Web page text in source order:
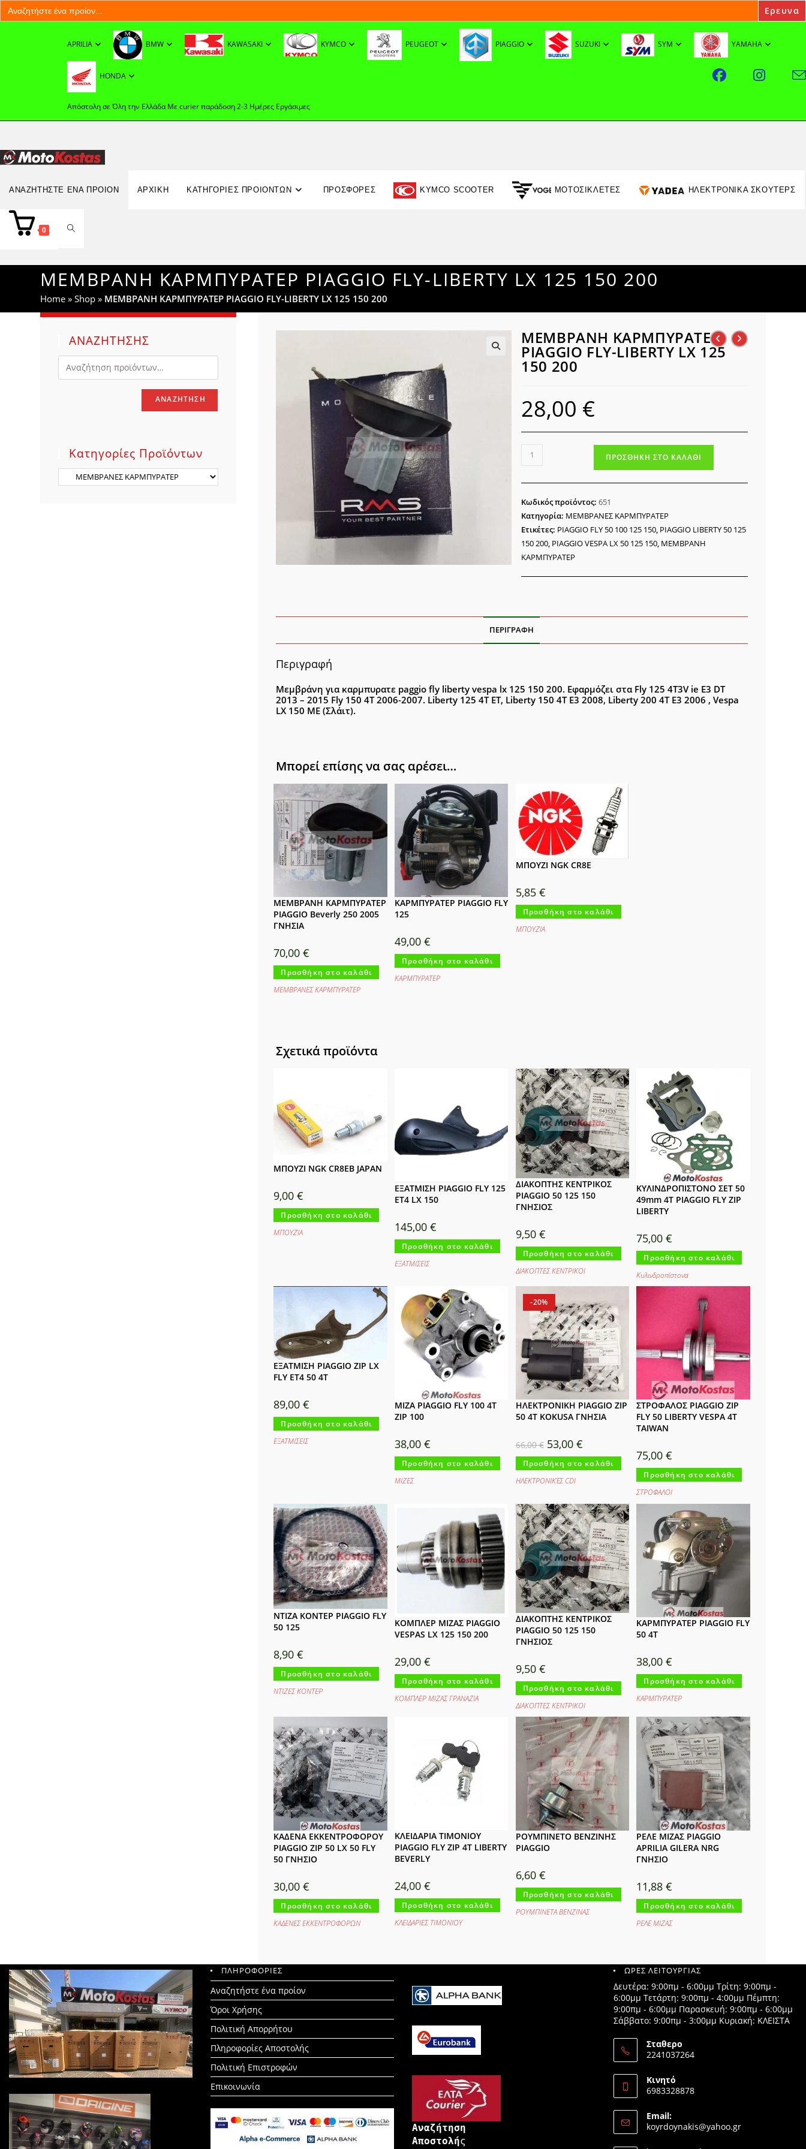
Search
for:
APRILIA BMW KAWASAKI KYMCO PEUGEOT PIAGGIO SUZUKI SYM YAMAHA
HONDA
Απόστολη σε Όλη την Ελλάδα Με curier παράδοση 2-3 Ημέρες Εργάσιμες
ΑΝΑΖΗΤΉΣΤΕ ΈΝΑ ΠΡΟΊΟΝ
Search
for: ΑΡΧΙΚΉ ΚΑΤΗΓΟΡΙΕΣ ΠΡΟΙΟΝΤΩΝ ΠΡΟΣΦΟΡΈΣ KYMCO SCOOTER ΜΟΤΟΣΙΚΛΕΤΕΣ ΗΛΕΚΤΡΟΝΙΚΑ ΣΚΟΥΤΕΡΣ
0 TOGGLE
WEBSITE
SEARCH
ΜΕΜΒΡΑΝΗ ΚΑΡΜΠΥΡΑΤΕΡ PIAGGIO FLY-LIBERTY LX 125 150 200
Home »Shop » ΜΕΜΒΡΑΝΗ ΚΑΡΜΠΥΡΑΤΕΡ PIAGGIO FLY-LIBERTY LX 125 150 200
ΜΕΜΒΡΑΝΗ ΚΑΡΜΠΥΡΑΤΕΡ
PIAGGIO FLY-LIBERTY LX 125
150 200
28,00 €
ΜΕΜΒΡΑΝΗ
PIAGGIO
LIBERTY
LX
125
150
ΠΡΟΣΘΉΚΗ ΣΤΟ ΚΑΛΆΘΙ
Κωδικός προϊόντος:651
Κατηγορία: ΜΕΜΒΡΑΝΕΣ ΚΑΡΜΠΥΡΑΤΕΡ
Ετικέτες: PIAGGIO FLY 50 100 125 150, PIAGGIO LIBERTY 50 125
150 200, PIAGGIO VESPA LX 50 125 150, ΜΕΜΒΡΑΝΗ
ΚΑΡΜΠΥΡΑΤΕΡ
ΠΕΡΙΓΡΑΦΉ
Περιγραφή
Μεμβράνη για καρμπυρατε paggio fly liberty vespa lx 125 150 200. Εφαρμόζει στα Fly 125 4T3V ie E3 DT
2013 – 2015 Fly 150 4T 2006-2007. Liberty 125 4T ET, Liberty 150 4T E3 2008, Liberty 200 4T E3 2006 , Vespa
LX 150 ΜΕ (Σλάιτ).
Μπορεί επίσης να σας αρέσει…
ΜΕΜΒΡΑΝΗ ΚΑΡΜΠΥΡΑΤΕΡ
PIAGGIO Beverly 250 2005
ΓΝΗΣΙΑ
70,00€
Προσθήκη στο καλάθι
ΜΕΜΒΡΑΝΕΣ ΚΑΡΜΠΥΡΑΤΕΡ
ΚΑΡΜΠΥΡΑΤΕΡ PIAGGIO FLY
125
49,00€
Προσθήκη στο καλάθι
ΚΑΡΜΠΥΡΑΤΕΡ
ΜΠΟΥΖΙ NGK CR8E
5,85 €
Προσθήκη στο καλάθι
ΜΠΟΥΖΙA
Σχετικά προϊόντα
ΜΠΟΥΖΙ NGK CR8EB JAPAN
9,00€
Προσθήκη στο καλάθι
ΜΠΟΥΖΙA
ΕΞΑΤΜΙΣΗ PIAGGIO FLY 125
ET4 LX 150
145,00€
Προσθήκη στο καλάθι
ΕΞΑΤΜΙΣΕΙΣ
ΔΙΑΚΟΠΤΗΣ ΚΕΝΤΡΙΚΟΣ
PIAGGIO 50 125 150
ΓΝΗΣΙΟΣ
9,50 €
Προσθήκη στο καλάθι
ΔΙΑΚΟΠΤΕΣ ΚΕΝΤΡΙΚΟΙ
ΚΥΛΙΝΔΡΟΠΙΣΤΟΝΟ ΣΕΤ 50
49mm 4T PIAGGIO FLY ZIP
LIBERTY
75,00€
Προσθήκη στο καλάθι
Κυλινδροπίστονα
ΕΞΑΤΜΙΣΗ PIAGGIO ZIP LX
FLY ET4 50 4T
89,00€
Προσθήκη στο καλάθι
ΕΞΑΤΜΙΣΕΙΣ
ΜΙΖΑ PIAGGIO FLY 100 4T
ZIP 100
38,00€
Προσθήκη στο καλάθι
ΜΙΖΕΣ
-20%
ΗΛΕΚΤΡΟΝΙΚΗ PIAGGIO ZIP
50 4T KOKUSA ΓΝΗΣΙΑ
66,00€ Original
price
was:
66,00 €.
53,00 €Η
τρέχουσα
τιμή
είναι:
Προσθήκη στο καλάθι
ΗΛΕΚΤΡΟΝΙΚΈΣ CDI
ΣΤΡΟΦΑΛΟΣ PIAGGIO ZIP
FLY 50 LIBERTY VESPA 4T
TAIWAN
75,00€
Προσθήκη στο καλάθι
ΣΤΡΟΦΑΛΟΙ
ΝΤΙΖΑ ΚΟΝΤΕΡ PIAGGIO FLY
50 125
8,90€
Προσθήκη στο καλάθι
ΝΤΙΖΕΣ ΚΟΝΤΕΡ
ΚΟΜΠΛΕΡ ΜΙΖΑΣ PIAGGIO
VESPAS LX 125 150 200
29,00€
Προσθήκη στο καλάθι
ΚΟΜΠΛΕΡ ΜΙΖΑΣ ΓΡΑΝΑΖΙΑ
ΔΙΑΚΟΠΤΗΣ ΚΕΝΤΡΙΚΟΣ
PIAGGIO 50 125 150
ΓΝΗΣΙΟΣ
9,50 €
Προσθήκη στο καλάθι
ΔΙΑΚΟΠΤΕΣ ΚΕΝΤΡΙΚΟΙ
ΚΑΡΜΠΥΡΑΤΕΡ PIAGGIO FLY
50 4T
38,00€
Προσθήκη στο καλάθι
ΚΑΡΜΠΥΡΑΤΕΡ
ΚΑΔΕΝΑ ΕΚΚΕΝΤΡΟΦΟΡΟΥ
PIAGGIO ZIP 50 LX 50 FLY
50 ΓΝΗΣΙΟ
30,00€
Προσθήκη στο καλάθι
ΚΑΔΕΝΕΣ ΕΚΚΕΝΤΡΟΦΟΡΩΝ
ΚΛΕΙΔΑΡΙΑ ΤΙΜΟΝΙΟΥ
PIAGGIO FLY ZIP 4T LIBERTY
BEVERLY
24,00€
Προσθήκη στο καλάθι
ΚΛΕΙΔΑΡΙΕΣ ΤΙΜΟΝΙΟΥ
ΡΟΥΜΠΙΝΕΤΟ ΒΕΝΖΙΝΗΣ
PIAGGIO
6,60 €
Προσθήκη στο καλάθι
ΡΟΥΜΠΙΝΕΤΑ ΒΕΝΖΙΝΑΣ
ΡΕΛΕ ΜΙΖΑΣ PIAGGIO
APRILIA GILERA NRG
ΓΝΗΣΙΟ
11,88€
Προσθήκη στο καλάθι
ΡΕΛΕ ΜΙΖΑΣ
ΑΝΑΖΗΤΗΣΗΣ
ΑΝΑΖΉΤΗΣΗ
Κατηγορίες Προϊόντων
ΠΛΗΡΟΦΟΡΙΕΣ
Αναζητήστε ένα προίον
Search
for:
Όροι Χρήσης
Πολιτική Απορρήτου
Πληροφορίες Αποστολής
Πολιτική Επιστροφών
Επικοινωνία
Αναζήτηση
Αποστολής
ΩΡΕΣ ΛΕΙΤΟΥΡΓΙΑΣ
Δευτέρα: 9:00πμ - 6:00μμ Τρίτη: 9:00πμ -
6:00μμ Τετάρτη: 9:00πμ - 4:00μμ Πέμπτη:
9:00πμ - 6:00μμ Παρασκευή: 9:00πμ - 6:00μμ
Σάββατο: 9:00πμ - 3:00μμ Κυριακή: ΚΛΕΙΣΤΑ
Σταθερο
2241037264
in
your
Κινητό
6983328878
in
your
application
Email:
koyrdoynakis@yahoo.grOpens